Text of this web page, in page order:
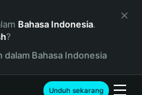
Bahasa Indonesia.
?
dalam Bahasa Indonesia
Unduh sekarang